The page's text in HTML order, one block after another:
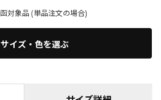
対象品 (単品注文の場合)
サイズ・色を選ぶ